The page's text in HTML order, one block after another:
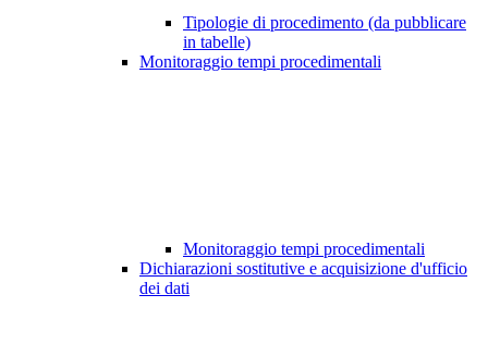
Tipologie di procedimento (da pubblicare
in tabelle)
Monitoraggio tempi procedimentali
Monitoraggio tempi procedimentali
Dichiarazioni sostitutive e acquisizione d'ufficio
dei dati